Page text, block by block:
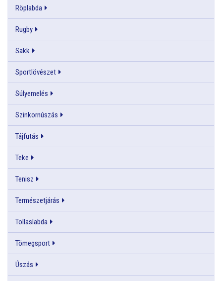
Röplabda
Rugby
Sakk
Sportlövészet
Súlyemelés
Szinkornúszás
Tájfutás
Teke
Tenisz
Természetjárás
Tollaslabda
Tömegsport
Úszás